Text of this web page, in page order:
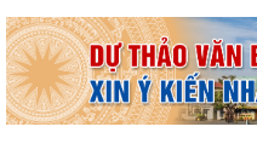
tập, quán triệt và triển khai thực...
Khai mạc giải bóng đá U13
Đ/C Nguyễn Văn Hà, Phó bí thư